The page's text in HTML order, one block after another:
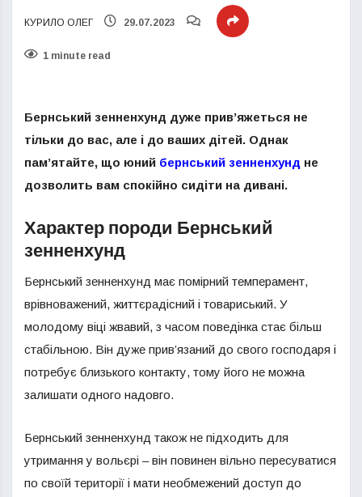
КУРИЛО ОЛЕГ 29.07.2023
1 minute read
Бернський зенненхунд дуже прив’яжеться не
тільки до вас, але і до ваших дітей. Однак
пам’ятайте, що юний бернський зенненхунд не
дозволить вам спокійно сидіти на дивані.
Характер породи Бернський
зенненхунд
Бернський зенненхунд має помірний темперамент,
врівноважений, життєрадісний і товариський. У
молодому віці жвавий, з часом поведінка стає більш
стабільною. Він дуже прив’язаний до свого господаря і
потребує близького контакту, тому його не можна
залишати одного надовго.
Бернський зенненхунд також не підходить для
утримання у вольєрі – він повинен вільно пересуватися
по своїй території і мати необмежений доступ до